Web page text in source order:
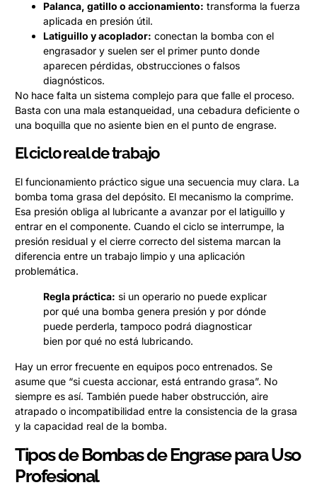
Palanca, gatillo o accionamiento: transforma la fuerza
aplicada en presión útil.
Latiguillo y acoplador: conectan la bomba con el
engrasador y suelen ser el primer punto donde
aparecen pérdidas, obstrucciones o falsos
diagnósticos.
No hace falta un sistema complejo para que falle el proceso.
Basta con una mala estanqueidad, una cebadura deficiente o
una boquilla que no asiente bien en el punto de engrase.
El ciclo real de trabajo
El funcionamiento práctico sigue una secuencia muy clara. La
bomba toma grasa del depósito. El mecanismo la comprime.
Esa presión obliga al lubricante a avanzar por el latiguillo y
entrar en el componente. Cuando el ciclo se interrumpe, la
presión residual y el cierre correcto del sistema marcan la
diferencia entre un trabajo limpio y una aplicación
problemática.
Regla práctica: si un operario no puede explicar
por qué una bomba genera presión y por dónde
puede perderla, tampoco podrá diagnosticar
bien por qué no está lubricando.
Hay un error frecuente en equipos poco entrenados. Se
asume que “si cuesta accionar, está entrando grasa”. No
siempre es así. También puede haber obstrucción, aire
atrapado o incompatibilidad entre la consistencia de la grasa
y la capacidad real de la bomba.
Tipos de Bombas de Engrase para Uso
Profesional